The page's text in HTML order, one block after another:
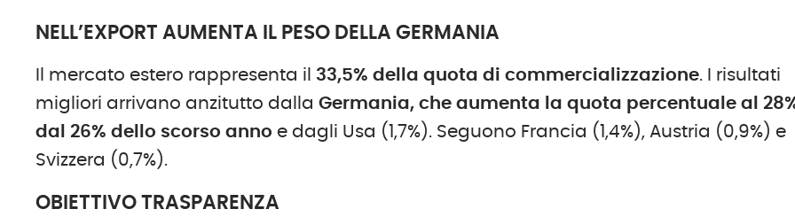
NELL’EXPORT AUMENTA IL PESO DELLA GERMANIA
Il mercato estero rappresenta il 33,5% della quota di commercializzazione. I risultati
migliori arrivano anzitutto dallaGermania, che aumenta la quota percentuale al
dal 26% dello scorso anno e dagli Usa (1,7%). Seguono Francia (1,4%), Austria (0,9%) e
Svizzera (0,7%).
OBIETTIVO TRASPARENZA